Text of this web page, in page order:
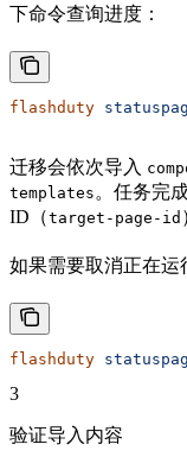
下命令查询进度：
flashduty
迁移会依次导入
templates 。任务完
ID（target-page-id
如果需要取消正在运
flashduty
3
验证导入内容